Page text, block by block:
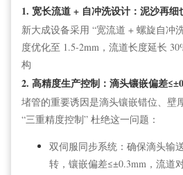
1. 宽长流道 + 自冲洗设计：泥沙再细
新大成设备采用 “宽流道 + 螺旋自冲
度优化至 1.5-2mm，流道长度延长
构
2. 高精度生产控制：滴头镶嵌偏差
堵管的重要诱因是滴头镶嵌错位、壁
“三重精度控制” 杜绝这一问题：
双伺服同步系统：确保滴头输
转，镶嵌偏差≤±0.3mm，流道